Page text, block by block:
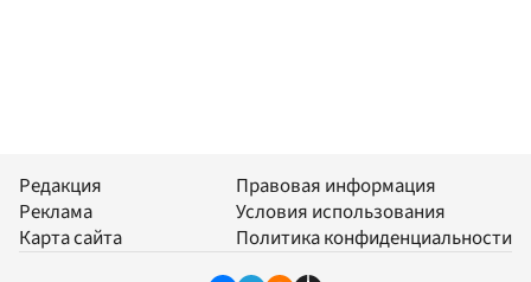
Редакция
Реклама
Карта сайта
Правовая информация
Условия использования
Политика конфиденциальности